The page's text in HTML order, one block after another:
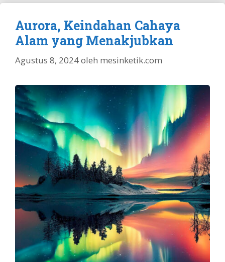
Aurora, Keindahan Cahaya
Alam yang Menakjubkan
Agustus 8, 2024oleh mesinketik.com